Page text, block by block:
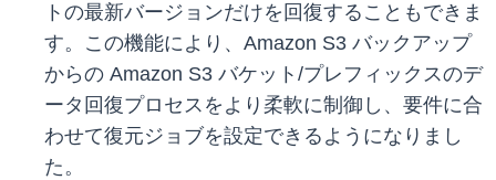
トの最新バージョンだけを回復することもできま
す。この機能により、Amazon S3 バックアップ
からの Amazon S3 バケット/プレフィックスのデ
ータ回復プロセスをより柔軟に制御し、要件に合
わせて復元ジョブを設定できるようになりまし
た。